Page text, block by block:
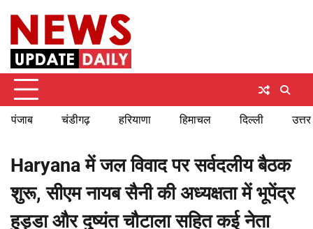
content
पंजाब चंडीगढ़ हरियाणा हिमाचल दिल्ली
Haryana में जल विवाद पर सर्वदलीय बैठक
शुरू, सीएम नायब सैनी की अध्यक्षता में भूपेंद्र
हुड्डा और दुष्यंत चौटाला सहित कई नेता